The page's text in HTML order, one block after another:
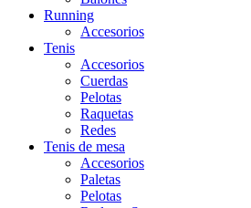
Running
Accesorios
Tenis
Accesorios
Cuerdas
Pelotas
Raquetas
Redes
Tenis de mesa
Accesorios
Paletas
Pelotas